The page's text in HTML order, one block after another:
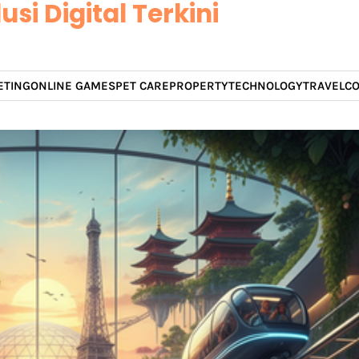
Digital Terkini
ONLINE GAMESPET CAREPROPERTYTECHNOLOGYTRAVEL